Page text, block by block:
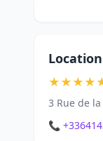
★★★★
3 Rue de
📞